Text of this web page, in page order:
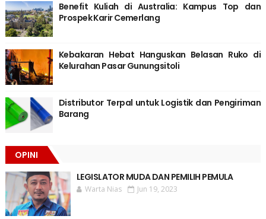
Benefit Kuliah di Australia: Kampus Top dan
Prospek Karir Cemerlang
Kebakaran Hebat Hanguskan Belasan Ruko di
Kelurahan Pasar Gunungsitoli
Distributor Terpal untuk Logistik dan Pengiriman
Barang
OPINI
LEGISLATOR MUDA DAN PEMILIH PEMULA
Warta Nias Jun 19, 2023